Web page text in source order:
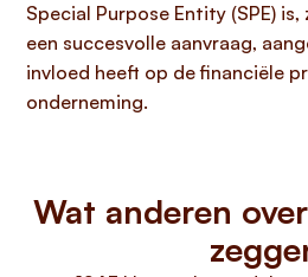
Special Purpose Entity (SPE)
een succesvolle aanvraag,
invloed heeft op de financiële
onderneming.
Wat anderen